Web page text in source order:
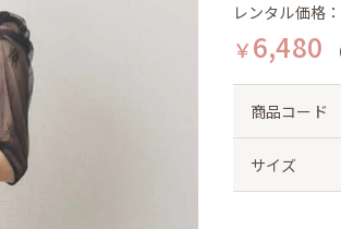
レンタル価格
￥6,480
商品コード
サイズ